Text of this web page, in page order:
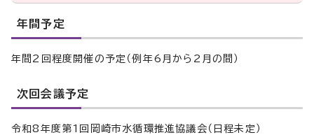
年間予定
年間2回程度開催の予定（例年6月から2月の間）
次回会議予定
令和8年度第1回岡崎市水循環推進協議会（日程未定）